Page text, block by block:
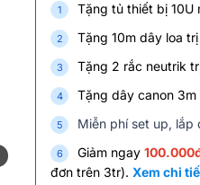
Tặng tủ thiết bị 10U
Tặng 10m dây loa
Tặng 2 rắc neutrik
Tặng dây canon 3m
Miễn phí set up, lắp
Giảm ngay
đơn trên 3tr). Xem chi